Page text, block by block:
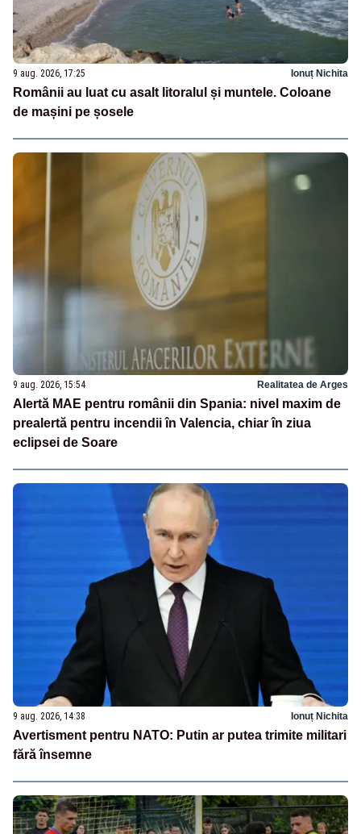
9 aug. 2026, 17:25 Ionuț Nichita
Românii au luat cu asalt litoralul și muntele. Coloane
de mașini pe șosele
9 aug. 2026, 15:54 Realitatea de Arges
Alertă MAE pentru românii din Spania: nivel maxim de
prealertă pentru incendii în Valencia, chiar în ziua
eclipsei de Soare
9 aug. 2026, 14:38 Ionuț Nichita
Avertisment pentru NATO: Putin ar putea trimite militari
fără însemne